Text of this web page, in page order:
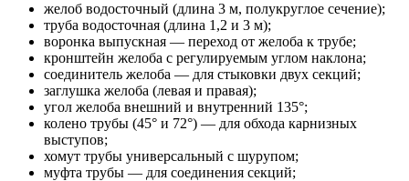
желоб водосточный (длина 3 м, полукруглое сечение);
труба водосточная (длина 1,2 и 3 м);
воронка выпускная — переход от желоба к трубе;
кронштейн желоба с регулируемым углом наклона;
соединитель желоба — для стыковки двух секций;
заглушка желоба (левая и правая);
угол желоба внешний и внутренний 135°;
колено трубы (45° и 72°) — для обхода карнизных
выступов;
хомут трубы универсальный с шурупом;
муфта трубы — для соединения секций;